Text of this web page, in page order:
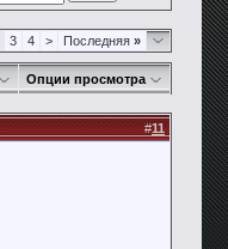
3 4 > Последняя »
Опции просмотра
#11